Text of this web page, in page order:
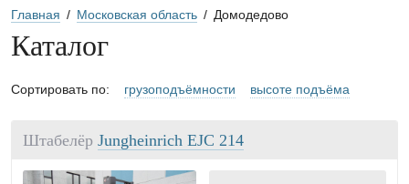
Главная / Московская область / Домодедово
Каталог
Сортировать по: грузоподъёмности высоте подъёма
Штабелёр Jungheinrich EJC 214